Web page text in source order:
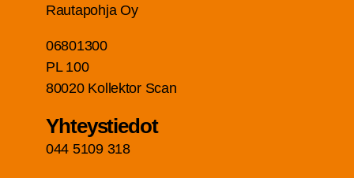
Rau­ta­poh­ja Oy
06801300
PL 100
80020 Kol­lek­tor Scan
Yhteys­tie­dot
044 5109 318